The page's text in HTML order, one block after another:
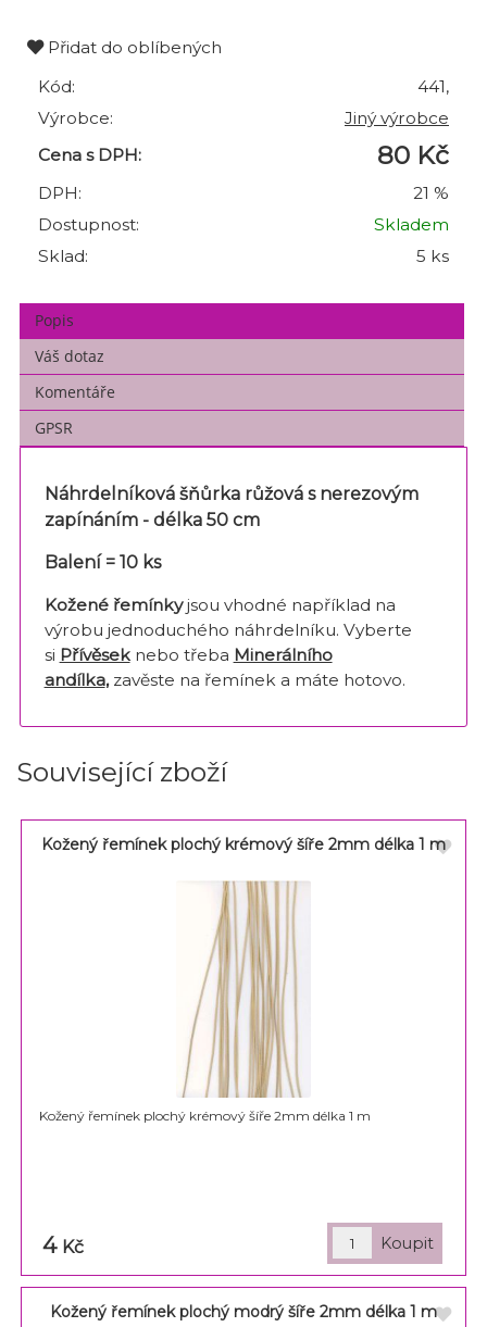
Přidat do oblíbených
Kód:
441,
Výrobce:
Jiný výrobce
Cena s DPH:
80 Kč
DPH:
21 %
Dostupnost:
Skladem
Sklad:
5 ks
Popis
Váš dotaz
Komentáře
GPSR
Náhrdelníková šňůrka růžová s nerezovým
zapínáním - délka 50 cm
Balení = 10 ks
Kožené řemínkyjsou vhodné například na
výrobu jednoduchého náhrdelníku. Vyberte
si Přívěseknebo třeba Minerálního
andílka, zavěste na řemínek a máte hotovo.
Související zboží
Kožený řemínek plochý krémový šíře 2mm délka 1 m
Kožený řemínek plochý krémový šíře 2mm délka 1 m
4 Kč
Kožený řemínek plochý modrý šíře 2mm délka 1 m